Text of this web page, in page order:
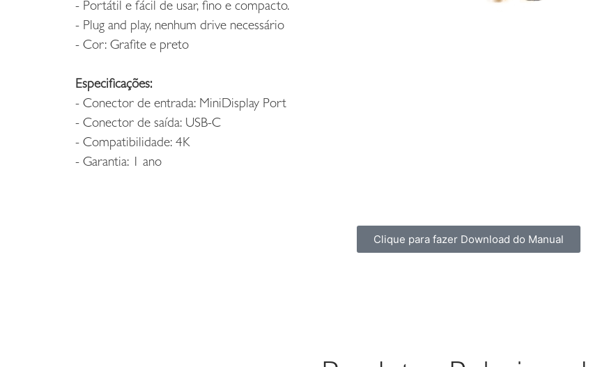
- Portátil e fácil de usar, fino e compacto.
- Plug and play, nenhum drive necessário
- Cor: Grafite e preto
Especificações:
- Conector de entrada: MiniDisplay Port
- Conector de saída: USB-C
- Compatibilidade: 4K
- Garantia: 1 ano
Clique para fazer Download do Manual